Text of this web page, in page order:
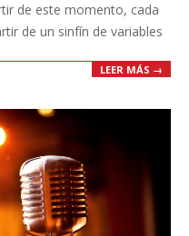
de este momento, cada
de un sinfín de variables
LEER MÁS →